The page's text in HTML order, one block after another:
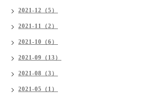
2021-12（5）
2021-11（2）
2021-10（6）
2021-09（13）
2021-08（3）
2021-05（1）